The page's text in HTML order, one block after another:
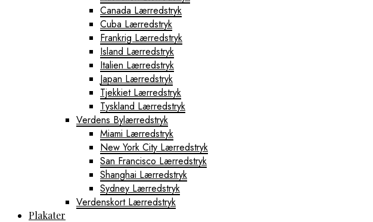
Canada Lærredstryk
Cuba Lærredstryk
Frankrig Lærredstryk
Island Lærredstryk
Italien Lærredstryk
Japan Lærredstryk
Tjekkiet Lærredstryk
Tyskland Lærredstryk
Verdens Bylærredstryk
Miami Lærredstryk
New York City Lærredstryk
San Francisco Lærredstryk
Shanghai Lærredstryk
Sydney Lærredstryk
Verdenskort Lærredstryk
Plakater